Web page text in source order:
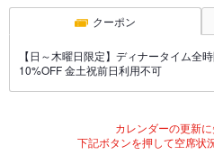
クーポン
【日～木曜日限定】ディナータイム全
10%OFF 金土祝前日利用不可
カレンダーの更新に
下記ボタンを押して空席状